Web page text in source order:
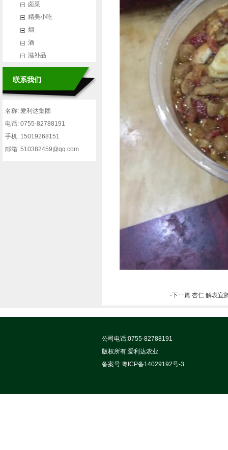
卤菜
精美小吃
烟
酒
滋补品
联系我们
名称: 爱利达集团
电话: 0755-82788191
手机: 15019268151
邮箱: 510382459@qq.com
·下一篇 杏仁 解表
公司电话:0755-82788191
版权所有:爱利达农业
备案号:粤ICP备14029192号-3